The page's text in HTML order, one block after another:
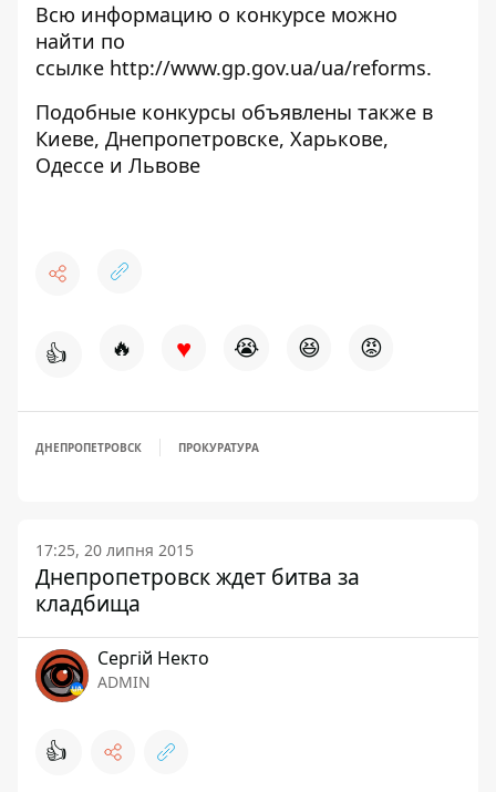
Всю информацию о конкурсе можно
найти по
ссылке http://www.gp.gov.ua/ua/reforms.
Подобные конкурсы объявлены также в
Киеве, Днепропетровске, Харькове,
Одессе и Львове
👍 🔥 ♥ 😭 😆 😡
ДНЕПРОПЕТРОВСК ПРОКУРАТУРА
17:25, 20 липня 2015
Днепропетровск ждет битва за
кладбища
Сергій Некто
ADMIN
👍